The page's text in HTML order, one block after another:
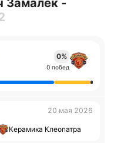
Замалек -
0%
0 побед
20 мая 2026
Керамика Клеопатра